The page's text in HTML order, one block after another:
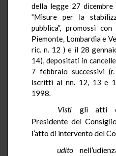
della legge 27
"Misure per la
pubblica”, promossi
Piemonte, Lombardia e
ric. n. 12 ) e il 28
14), depositati in
7 febbraio successivi
iscritti ai nn. 12, 13 e
1998.
Visti gli atti
Presidente del
l’atto di intervento del
udito